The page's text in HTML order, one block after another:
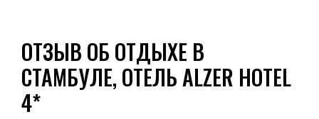
ОТЗЫВ ОБ ОТДЫХЕ В
СТАМБУЛЕ, ОТЕЛЬ ALZER HOTEL
4*